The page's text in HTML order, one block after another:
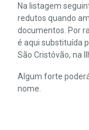
Na listagem
redutos quando
documentos. Por
é aqui substituída
São Cristóvão, na
Algum forte
nome.